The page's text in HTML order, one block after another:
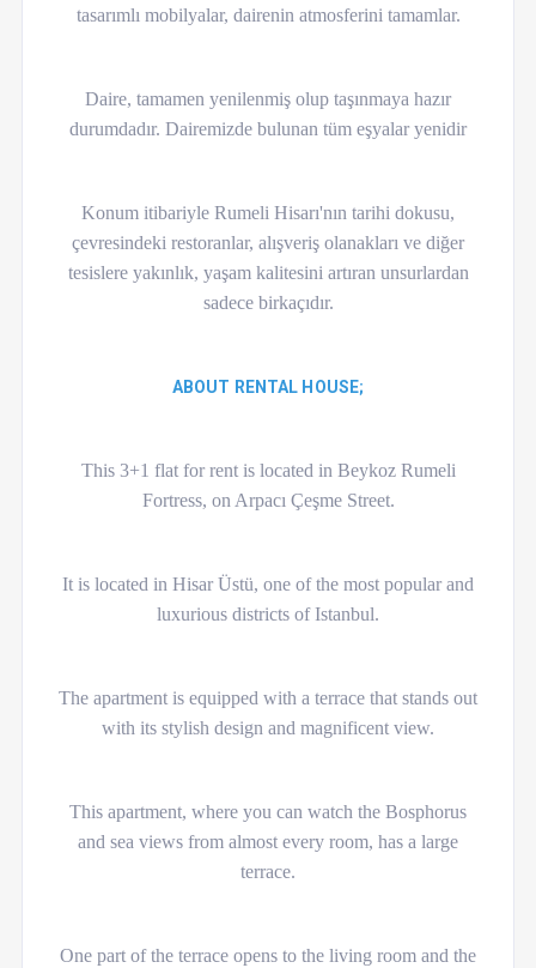
tasarımlı mobilyalar, dairenin atmosferini tamamlar.
Daire, tamamen yenilenmiş olup taşınmaya hazır
durumdadır. Dairemizde bulunan tüm eşyalar yenidir
Konum itibariyle Rumeli Hisarı'nın tarihi dokusu,
çevresindeki restoranlar, alışveriş olanakları ve diğer
tesislere yakınlık, yaşam kalitesini artıran unsurlardan
sadece birkaçıdır.
ABOUT RENTAL HOUSE;
This 3+1 flat for rent is located in Beykoz Rumeli
Fortress, on Arpacı Çeşme Street.
It is located in Hisar Üstü, one of the most popular and
luxurious districts of Istanbul.
The apartment is equipped with a terrace that stands out
with its stylish design and magnificent view.
This apartment, where you can watch the Bosphorus
and sea views from almost every room, has a large
terrace.
One part of the terrace opens to the living room and the